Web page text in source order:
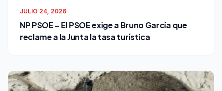
JULIO 24, 2026
NP PSOE – El PSOE exige a Bruno García que
reclame a la Junta la tasa turística